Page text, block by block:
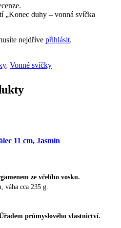
„Konec duhy – vonná svíčka
nejdříve přihlásit.
, Vonné svíčky
11 cm, Jasmín
ze včelího vosku.
váha cca 235 g.
průmyslového vlastnictví.